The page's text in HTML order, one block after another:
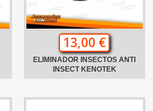
13,00 €
ELIMINADOR INSECTOS ANTI
INSECT KENOTEK